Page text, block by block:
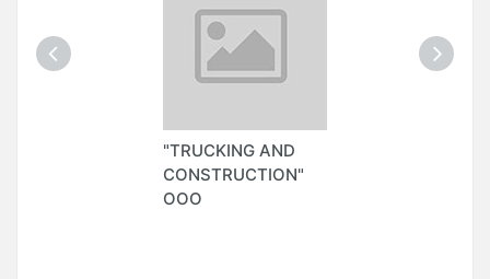
"TRUCKING AND
CONSTRUCTION"
ООО